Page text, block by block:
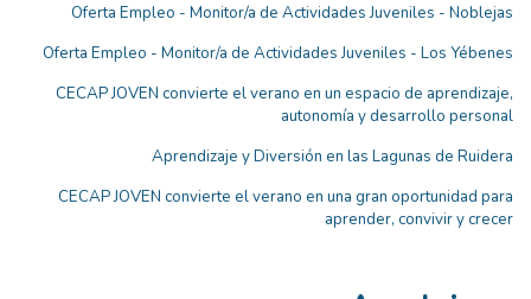
Oferta Empleo - Monitor/a de Actividades Juveniles - Noblejas
Oferta Empleo - Monitor/a de Actividades Juveniles - Los Yébenes
CECAP JOVEN convierte el verano en un espacio de aprendizaje,
autonomía y desarrollo personal
Aprendizaje y Diversión en las Lagunas de Ruidera
CECAP JOVEN convierte el verano en una gran oportunidad para
aprender, convivir y crecer